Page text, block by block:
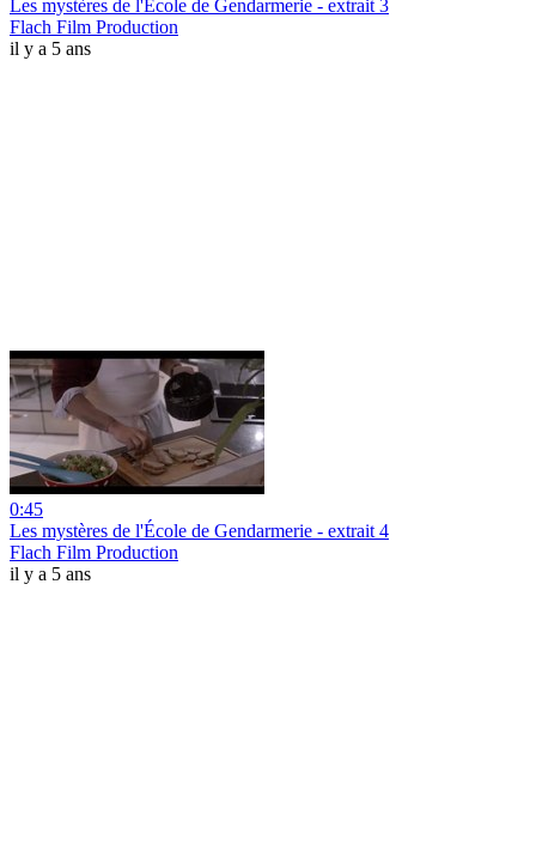
Les mystères de l'École de Gendarmerie - extrait 3
Flach Film Production
il y a 5 ans
0:45
Les mystères de l'École de Gendarmerie - extrait 4
Flach Film Production
il y a 5 ans